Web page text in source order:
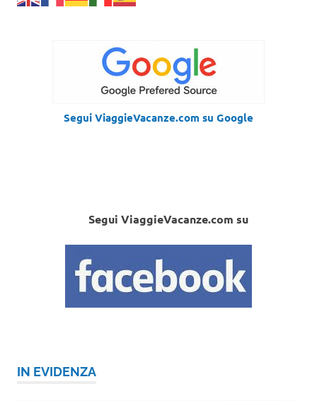
Segui ViaggieVacanze.com su Google
Segui ViaggieVacanze.com su
IN EVIDENZA